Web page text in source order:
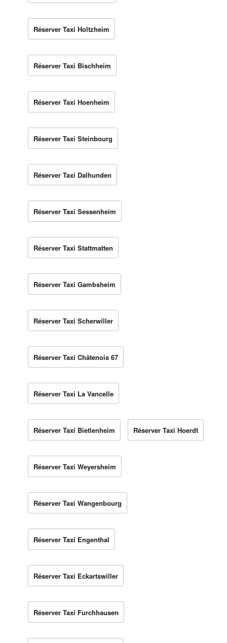
Réserver Taxi Holtzheim
Réserver Taxi Bischheim
Réserver Taxi Hoenheim
Réserver Taxi Steinbourg
Réserver Taxi Dalhunden
Réserver Taxi Sessenheim
Réserver Taxi Stattmatten
Réserver Taxi Gambsheim
Réserver Taxi Scherwiller
Réserver Taxi Châtenois 67
Réserver Taxi La Vancelle
Réserver Taxi Bietlenheim Réserver Taxi Hoerdt
Réserver Taxi Weyersheim
Réserver Taxi Wangenbourg
Réserver Taxi Engenthal
Réserver Taxi Eckartswiller
Réserver Taxi Furchhausen